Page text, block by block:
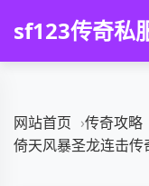
sf123传奇私
网站首页
传奇攻略
倚天风暴圣龙连击